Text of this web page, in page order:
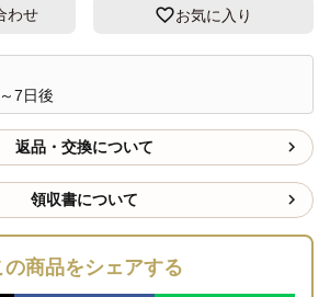
わせ お気に入り
7日後
返品・交換について
領収書について
の商品をシェアする